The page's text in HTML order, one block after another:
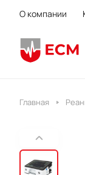
О компании
Главная